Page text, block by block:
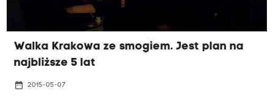
Walka Krakowa ze smogiem. Jest plan na
najbliższe 5 lat
date_range 2015-05-07